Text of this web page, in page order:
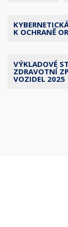
K OCHRANĚ
VÝKLADOVÉ
ZDRAVOTNÍ
VOZIDEL 2025